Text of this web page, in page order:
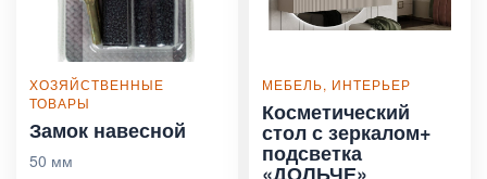
ХОЗЯЙСТВЕННЫЕ
ТОВАРЫ
Замок навесной
50 мм
МЕБЕЛЬ, ИНТЕРЬЕР
Косметический
стол с зеркалом+
подсветка